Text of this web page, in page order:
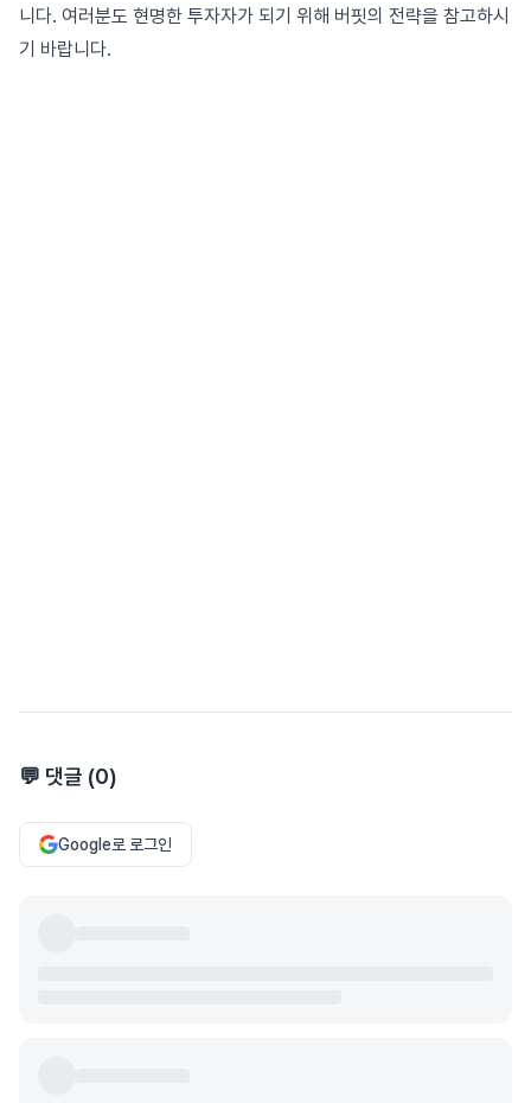
니다. 여러분도 현명한 투자자가 되기 위해 버핏의 전략을 참고하시
기 바랍니다.
💬 댓글 (0)
Google로 로그인